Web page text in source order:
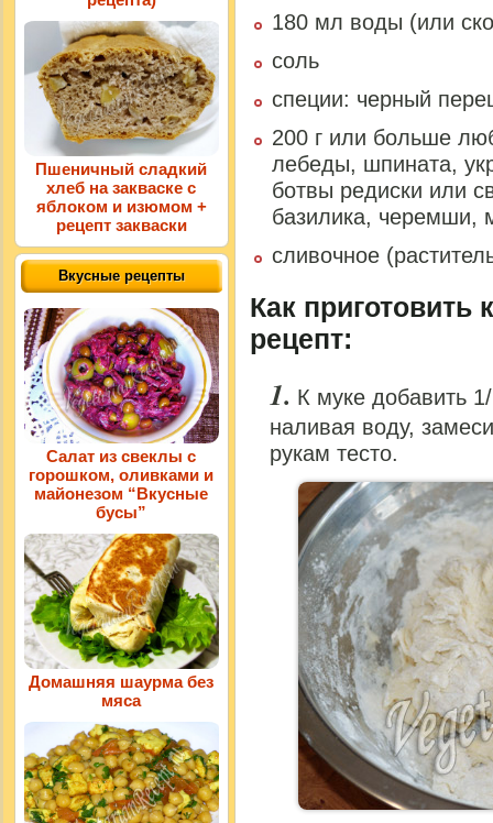
180 мл воды (или
соль
специи: черный
200 г или больше
лебеды, шпината,
ботвы редиски или
базилика, черемши,
сливочное
Как приготовить
рецепт:
К муке добавить
наливая воду,
рукам тесто.
Пшеничный сладкий
хлеб на закваске с
яблоком и изюмом +
рецепт закваски
Вкусные рецепты
Салат из свеклы с
горошком, оливками и
майонезом “Вкусные
бусы”
Домашняя шаурма без
мяса